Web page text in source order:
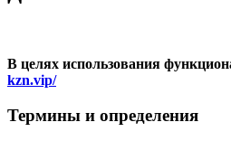
В целях использования
kzn.vip/
Термины и определения